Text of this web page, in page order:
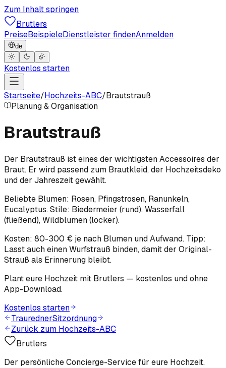
Zum Inhalt springen
Brutlers
PreiseBeispieleDienstleister findenAnmelden
de
Kostenlos starten
Startseite/Hochzeits-ABC/Brautstrauß
Planung & Organisation
Brautstrauß
Der Brautstrauß ist eines der wichtigsten Accessoires der
Braut. Er wird passend zum Brautkleid, der Hochzeitsdeko
und der Jahreszeit gewählt.
Beliebte Blumen: Rosen, Pfingstrosen, Ranunkeln,
Eucalyptus. Stile: Biedermeier (rund), Wasserfall
(fließend), Wildblumen (locker).
Kosten: 80-300 € je nach Blumen und Aufwand. Tipp:
Lasst auch einen Wurfstrauß binden, damit der Original-
Strauß als Erinnerung bleibt.
Plant eure Hochzeit mit Brutlers — kostenlos und ohne
App-Download.
Kostenlos starten
TraurednerSitzordnung
Zurück zum Hochzeits-ABC
Brutlers
Der persönliche Concierge-Service für eure Hochzeit.